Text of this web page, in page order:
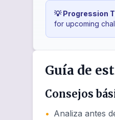
💡 Progression
for upcoming
Guía de
Consejos
• Analiza antes